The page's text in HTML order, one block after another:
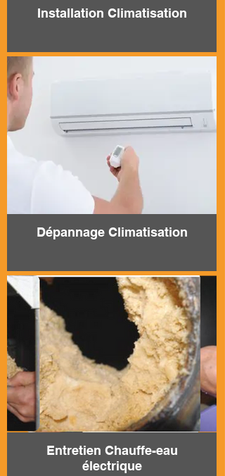
Installation Climatisation
Dépannage Climatisation
Entretien Chauffe-eau
électrique